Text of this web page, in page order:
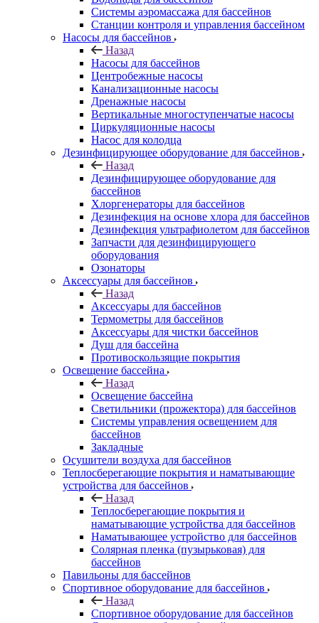
Системы аэромассажа для бассейнов
Станции контроля и управления бассейном
Насосы для бассейнов
Назад
Насосы для бассейнов
Центробежные насосы
Канализационные насосы
Дренажные насосы
Вертикальные многоступенчатые насосы
Циркуляционные насосы
Насос для колодца
Дезинфицирующее оборудование для бассейнов
Назад
Дезинфицирующее оборудование для
бассейнов
Хлоргенераторы для бассейнов
Дезинфекция на основе хлора для бассейнов
Дезинфекция ультрафиолетом для бассейнов
Запчасти для дезинфицирующего
оборудования
Озонаторы
Аксессуары для бассейнов
Назад
Аксессуары для бассейнов
Термометры для бассейнов
Аксессуары для чистки бассейнов
Душ для бассейна
Противоскользящие покрытия
Освещение бассейна
Назад
Освещение бассейна
Светильники (прожектора) для бассейнов
Системы управления освещением для
бассейнов
Закладные
Осушители воздуха для бассейнов
Теплосберегающие покрытия и наматывающие
устройства для бассейнов
Назад
Теплосберегающие покрытия и
наматывающие устройства для бассейнов
Наматывающее устройство для бассейнов
Солярная пленка (пузырьковая) для
бассейнов
Павильоны для бассейнов
Спортивное оборудование для бассейнов
Назад
Спортивное оборудование для бассейнов